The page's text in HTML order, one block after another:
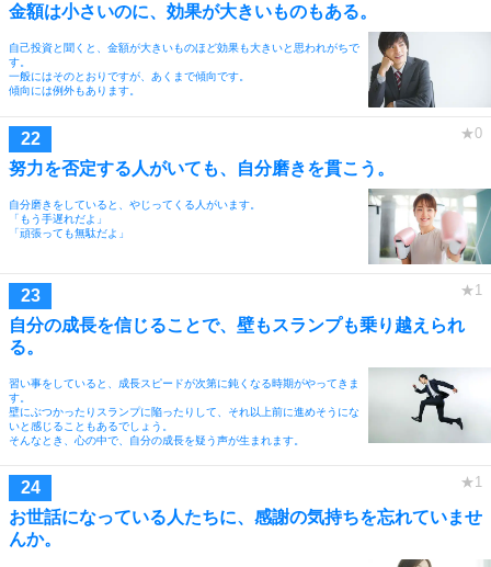
金額は小さいのに、効果が大きいものもある。
自己投資と聞くと、金額が大きいものほど効果も大きいと思われがちで
す。
一般にはそのとおりですが、あくまで傾向です。
傾向には例外もあります。
努力を否定する人がいても、自分磨きを貫こう。
自分磨きをしていると、やじってくる人がいます。
「もう手遅れだよ」
「頑張っても無駄だよ」
自分の成長を信じることで、壁もスランプも乗り越えられ
る。
習い事をしていると、成長スピードが次第に鈍くなる時期がやってきま
す。
壁にぶつかったりスランプに陥ったりして、それ以上前に進めそうにな
いと感じることもあるでしょう。
そんなとき、心の中で、自分の成長を疑う声が生まれます。
お世話になっている人たちに、感謝の気持ちを忘れていませ
んか。